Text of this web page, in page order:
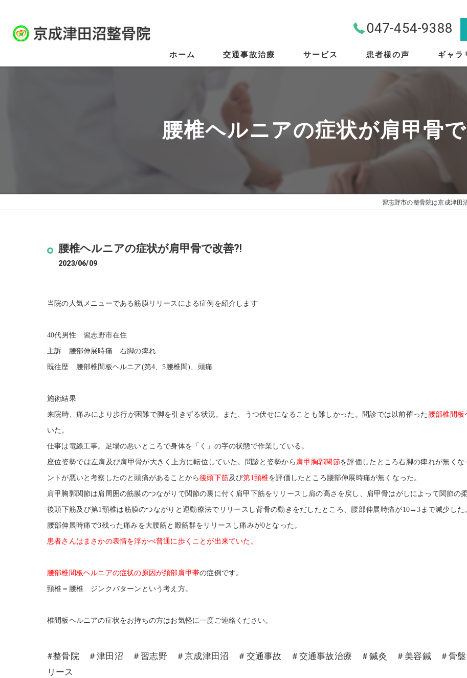
047-454-9388
ホーム 交通事故治療 サービス
スポーツ外傷
骨盤矯正
患者様の声 ギャラ
腰椎ヘルニアの症状が肩甲骨
習志野市の整骨院は京成津田
腰椎ヘルニアの症状が肩甲骨で改善⁈
2023/06/09
当院の人気メニューである筋膜リリースによる症例を紹介します
40代男性 習志野市在住
主訴 腰部伸展時痛 右脚の痺れ
既往歴 腰部椎間板ヘルニア(第4、5腰椎間)、頭痛
施術結果
来院時、痛みにより歩行が困難で脚を引きずる状況。また、うつ伏せになることも難しかった。問診では以前罹った 腰部椎間板
いた。
仕事は電線工事。足場の悪いところで身体を「く」の字の状態で作業している。
座位姿勢では左肩及び肩甲骨が大きく上方に転位していた。問診と姿勢から 肩甲胸郭関節を評価したところ右脚の痺れが無く
ントが悪いと考察したのと頭痛があることから後頭下筋及び第1頸椎を評価したところ腰部伸展時痛が無くなった。
肩甲胸郭関節は肩周囲の筋膜のつながりで関節の裏に付く肩甲下筋をリリースし肩の高さを戻し、肩甲骨はがしによって関節の
後頭下筋及び第1頸椎は筋膜のつながりと運動療法でリリースし背骨の動きをだしたところ、腰部伸展時痛が10→3まで減少した
腰部伸展時痛で3残った痛みを大腰筋と殿筋群をリリースし痛みが0となった。
患者さんはまさかの表情を浮かべ普通に歩くことが出来ていた。
腰部椎間板ヘルニアの症状の原因が頚部肩甲帯の症例です。
頸椎＝腰椎 ジンクパターンという考え方。
椎間板ヘルニアの症状をお持ちの方はお気軽に一度ご連絡ください。
#整骨院 ＃津田沼 ＃習志野 ＃京成津田沼 ＃交通事故 ＃交通事故治療 ＃鍼灸 ＃美容鍼 ＃骨
リース